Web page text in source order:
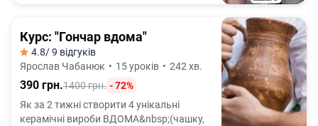
Курс: "Гончар вдома"
4.8/ 9 відгуків
Ярослав Чабанюк • 15 уроків • 242 хв.
390 грн.1400 грн. - 72%
Як за 2 тижні створити 4 унікальні
керамічні вироби ВДОМА&nbsp;(чашку,